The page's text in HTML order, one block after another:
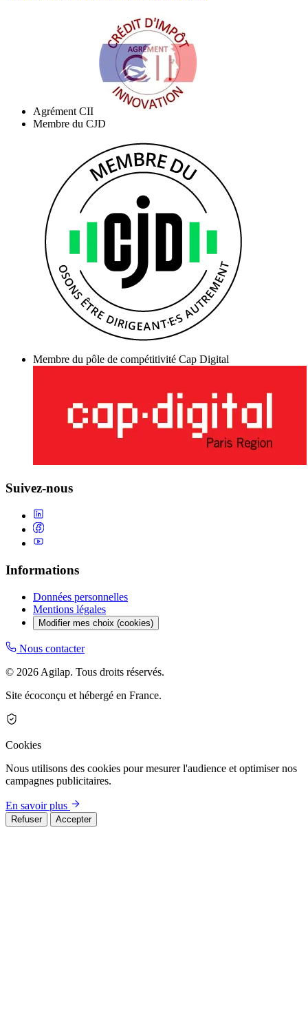
Agrément CII
Membre du CJD
Membre du pôle de compétitivité Cap Digital
Suivez-nous
Informations
Données personnelles
Mentions légales
Modifier mes choix (cookies)
Nous contacter
© 2026 Agilap. Tous droits réservés.
Site écoconçu et hébergé en France.
Cookies
Nous utilisons des cookies pour mesurer l'audience et optimiser nos
campagnes publicitaires.
En savoir plus
Refuser Accepter